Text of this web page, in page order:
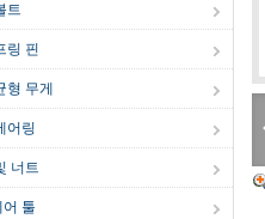
트
링 핀
형 무게
어링
너트
툴